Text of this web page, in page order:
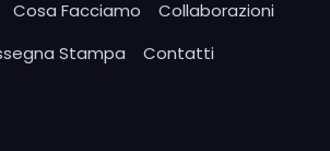
Cosa Facciamo
Collaborazioni
Stampa
Contatti